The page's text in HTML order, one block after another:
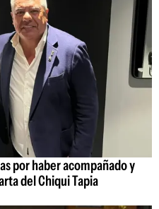
por haber acompañado y
del Chiqui Tapia